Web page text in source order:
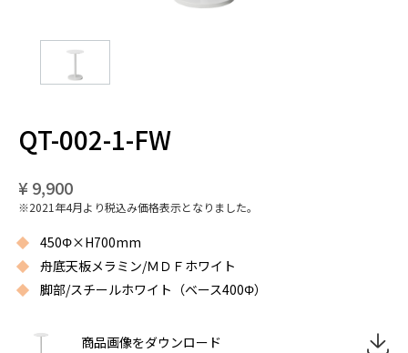
QT-002-1-FW
¥ 9,900
※2021年4月より税込み価格表示となりました。
450Φ×H700mm
舟底天板メラミン/ＭＤＦホワイト
脚部/スチールホワイト（ベース400Φ）
商品画像をダウンロード